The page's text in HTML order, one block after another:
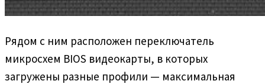
Рядом с ним расположен переключатель
микросхем BIOS видеокарты, в которых
загружены разные профили — максимальная